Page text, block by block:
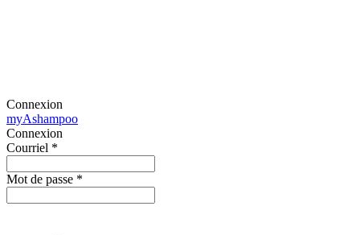
Connexion
myAshampoo
Connexion
Courriel *
Mot de passe *